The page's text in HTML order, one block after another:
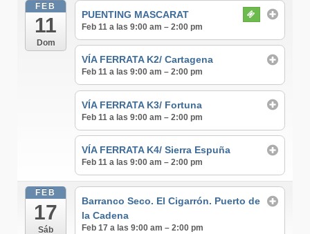
FEB
11
Dom
PUENTING MASCARAT
Feb 11 a las 9:00 am – 2:00 pm
VÍA FERRATA K2/ Cartagena
Feb 11 a las 9:00 am – 2:00 pm
VÍA FERRATA K3/ Fortuna
Feb 11 a las 9:00 am – 2:00 pm
VÍA FERRATA K4/ Sierra Espuña
Feb 11 a las 9:00 am – 2:00 pm
FEB
17
Sáb
Barranco Seco. El Cigarrón. Puerto de
la Cadena
Feb 17 a las 9:00 am – 2:00 pm